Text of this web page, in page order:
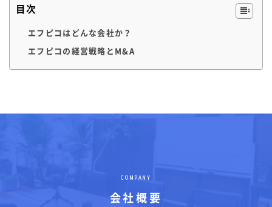
目次
エフピコはどんな会社か？
エフピコの経営戦略とM&A
COMPANY
会社概要